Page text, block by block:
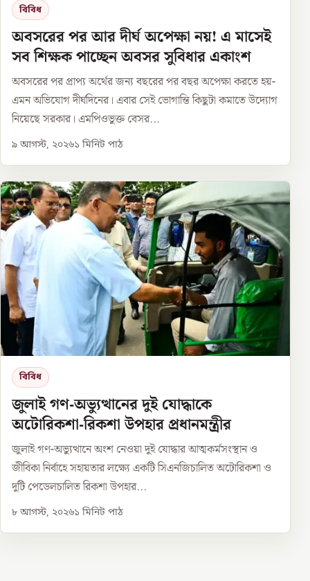
বিবিধ
অবসরের পর আর দীর্ঘ অপেক্ষা নয়! এ মাসেই
সব শিক্ষক পাচ্ছেন অবসর সুবিধার একাংশ
অবসরের পর প্রাপ্য অর্থের জন্য বছরের পর বছর অপেক্ষা করতে হয়-
এমন অভিযোগ দীর্ঘদিনের। এবার সেই ভোগান্তি কিছুটা কমাতে উদ্যোগ
নিয়েছে সরকার। এমপিওভুক্ত বেসর...
৯ আগস্ট, ২০২৬১ মিনিট পাঠ
বিবিধ
জুলাই গণ-অভ্যুত্থানের দুই যোদ্ধাকে
অটোরিকশা-রিকশা উপহার প্রধানমন্ত্রীর
জুলাই গণ-অভ্যুত্থানে অংশ নেওয়া দুই যোদ্ধার আত্মকর্মসংস্থান ও
জীবিকা নির্বাহে সহায়তার লক্ষ্যে একটি সিএনজিচালিত অটোরিকশা ও
দুটি পেডেলচালিত রিকশা উপহার...
৮ আগস্ট, ২০২৬১ মিনিট পাঠ